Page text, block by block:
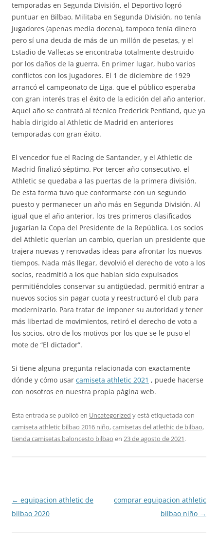
temporadas en Segunda División, el Deportivo logró
puntuar en Bilbao. Militaba en Segunda División, no tenía
jugadores (apenas media docena), tampoco tenía dinero
pero sí una deuda de más de un millón de pesetas, y el
Estadio de Vallecas se encontraba totalmente destruido
por los daños de la guerra. En primer lugar, hubo varios
conflictos con los jugadores. El 1 de diciembre de 1929
arrancó el campeonato de Liga, que el público esperaba
con gran interés tras el éxito de la edición del año anterior.
Aquel año se contrató al técnico Frederick Pentland, que ya
había dirigido al Athletic de Madrid en anteriores
temporadas con gran éxito.
El vencedor fue el Racing de Santander, y el Athletic de
Madrid finalizó séptimo. Por tercer año consecutivo, el
Athletic se quedaba a las puertas de la primera división.
De esta forma tuvo que conformarse con un segundo
puesto y permanecer un año más en Segunda División. Al
igual que el año anterior, los tres primeros clasificados
jugarían la Copa del Presidente de la República. Los socios
del Athletic querían un cambio, querían un presidente que
trajera nuevas y renovadas ideas para afrontar los nuevos
tiempos. Nada más llegar, devolvió el derecho de voto a los
socios, readmitió a los que habían sido expulsados
permitiéndoles conservar su antigüedad, permitió entrar a
nuevos socios sin pagar cuota y reestructuró el club para
modernizarlo. Para tratar de imponer su autoridad y tener
más libertad de movimientos, retiró el derecho de voto a
los socios, otro de los motivos por los que se le puso el
mote de “El dictador”.
Si tiene alguna pregunta relacionada con exactamente
dónde y cómo usar camiseta athletic 2021 , puede hacerse
con nosotros en nuestra propia página web.
Esta entrada se publicó en Uncategorized y está etiquetada con
camiseta athletic bilbao 2016 niño,camisetas del atlethic de bilbao,
tienda camisetas baloncesto bilbao en 23 de agosto de 2021.
Navegación
de
← equipacion athletic de
bilbao 2020
comprar equipacion athletic
bilbao niño →